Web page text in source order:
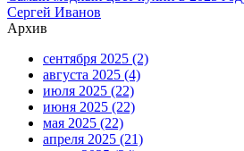
Сергей Иванов
Архив
сентября 2025 (2)
августа 2025 (4)
июля 2025 (22)
июня 2025 (22)
мая 2025 (22)
апреля 2025 (21)